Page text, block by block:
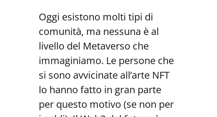
Oggi esistono molti tipi di
comunità, ma nessuna è al
livello del Metaverso che
immaginiamo. Le persone che
si sono avvicinate all’arte NFT
lo hanno fatto in gran parte
per questo motivo (se non per